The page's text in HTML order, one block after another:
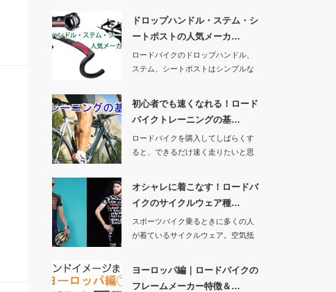
ドロップハンドル・ステム・シ
ートポストの人気メーカ…
ロードバイクのドロップハンドル、
ステム、シートポストはシンプルな
初心者でも速くなれる！ロード
バイクトレーニングの基…
ロードバイクを購入してしばらくす
ると、できるだけ速く走りたいと思
オシャレに着こなす！ロードバ
イクのサイクルウェア種…
スポーツバイク乗るときに多くの人
が着ているサイクルウェア。空気抵
ヨーロッパ編｜ロードバイクの
フレームメーカー特徴＆…